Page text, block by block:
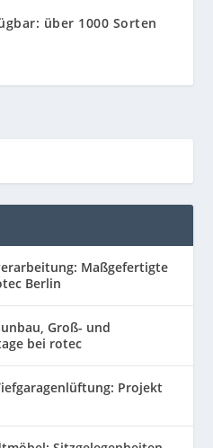
über 1000 Sorten
Maßgefertigte
Berlin
Groß- und
bei rotec
Projekt